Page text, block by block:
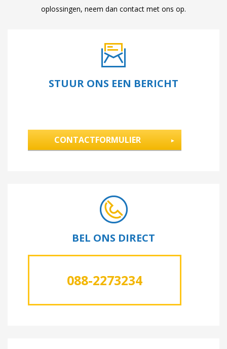
oplossingen, neem dan contact met ons op.
STUUR ONS EEN BERICHT
CONTACTFORMULIER
BEL ONS DIRECT
088-2273234